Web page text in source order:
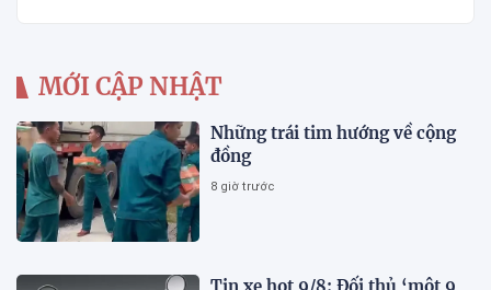
MỚI CẬP NHẬT
Những trái tim hướng về cộng
đồng
8 giờ trước